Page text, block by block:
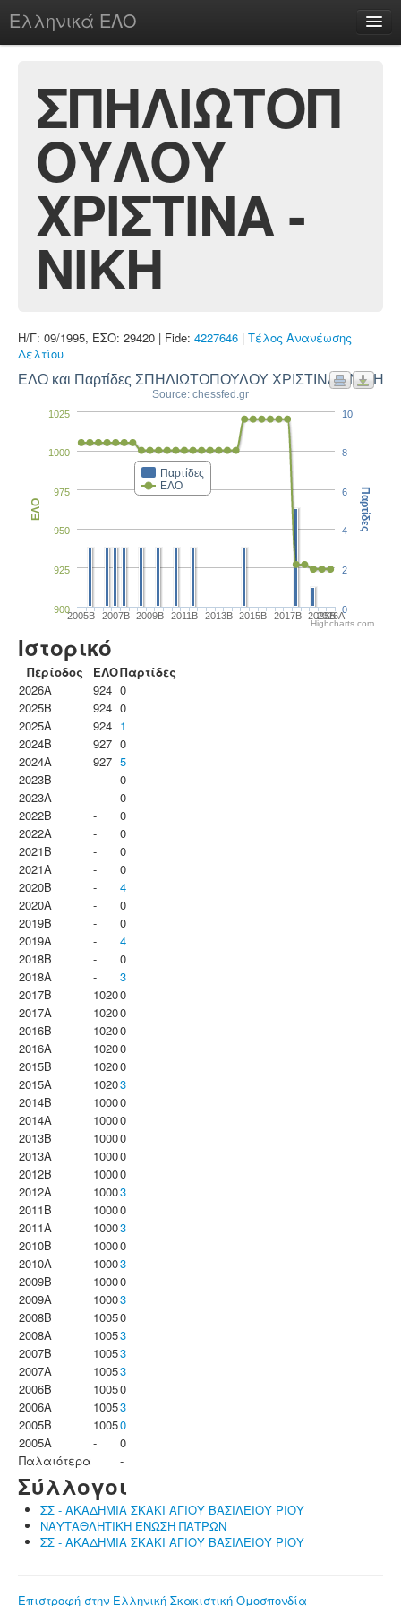
Ελληνικά ΕΛΟ
chesstu.be @ discord
Login
ΣΠΗΛΙΩΤΟΠ
ΟΥΛΟΥ
ΧΡΙΣΤΙΝΑ -
ΝΙΚΗ
Η/Γ: 09/1995, ΕΣΟ: 29420 | Fide: 4227646 | Τέλος Ανανέωσης
Δελτίου
ΕΛΟ και Παρτίδες ΣΠΗΛΙΩΤΟΠΟΥΛΟΥ ΧΡΙΣΤΙΝΑ - ΝΙΚΗ
Source: chessfed.gr
Παρτίδες
ΕΛΟ
2005B 2007B 2009B 2011B 2013B 2015B 2017B 2025B
2026A
900
925
950
975
1000
1025
ΕΛΟ
0
2
4
6
8
10
Παρτίδες
Highcharts.com
Ιστορικό
Περίοδος ΕΛΟΠαρτίδες
2026A
924 0
2025B
924 0
2025A
924 1
2024B
927 0
2024A
927 5
2023B
-
0
2023Α
-
0
2022B
-
0
2022A
-
0
2021B
-
0
2021A
-
0
2020B
-
4
2020A
-
0
2019B
-
0
2019A
-
4
2018B
-
0
2018A
-
3
2017B
10200
2017A
10200
2016B
10200
2016A
10200
2015B
10200
2015A
10203
2014B
10000
2014A
10000
2013B
10000
2013A
10000
2012B
10000
2012A
10003
2011B
10000
2011A
10003
2010B
10000
2010A
10003
2009B
10000
2009A
10003
2008B
10050
2008A
10053
2007B
10053
2007A
10053
2006B
10050
2006A
10053
2005B
10050
2005A
-
0
Παλαιότερα
-
Σύλλογοι
ΣΣ - ΑΚΑΔΗΜΙΑ ΣΚΑΚΙ ΑΓΙΟΥ ΒΑΣΙΛΕΙΟΥ ΡΙΟΥ
ΝΑΥΤΑΘΛΗΤΙΚΗ ΕΝΩΣΗ ΠΑΤΡΩΝ
ΣΣ - ΑΚΑΔΗΜΙΑ ΣΚΑΚΙ ΑΓΙΟΥ ΒΑΣΙΛΕΙΟΥ ΡΙΟΥ
Επιστροφή στην Ελληνική Σκακιστική Ομοσπονδία